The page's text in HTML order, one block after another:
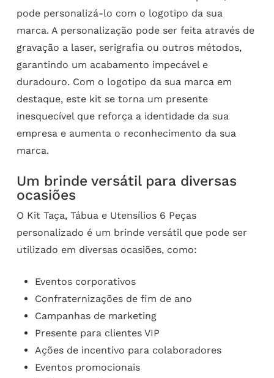
pode personalizá-lo com o logotipo da sua
marca. A personalização pode ser feita através de
gravação a laser, serigrafia ou outros métodos,
garantindo um acabamento impecável e
duradouro. Com o logotipo da sua marca em
destaque, este kit se torna um presente
inesquecível que reforça a identidade da sua
empresa e aumenta o reconhecimento da sua
marca.
Um brinde versátil para diversas
ocasiões
O Kit Taça, Tábua e Utensílios 6 Peças
personalizado é um brinde versátil que pode ser
utilizado em diversas ocasiões, como:
Eventos corporativos
Confraternizações de fim de ano
Campanhas de marketing
Presente para clientes VIP
Ações de incentivo para colaboradores
Eventos promocionais